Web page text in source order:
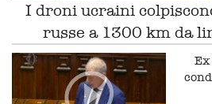
I droni ucraini
russe a 1300 km da
Ex